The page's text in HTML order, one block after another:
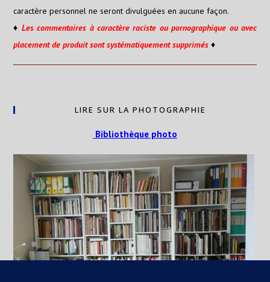
caractère personnel ne seront divulguées en aucune façon.
♦ Lescommentaires à caractère raciste ou pornographique ou avec
placement de produit sont systématiquement supprimés ♦
LIRE SUR LA PHOTOGRAPHIE
Bibliothèque photo